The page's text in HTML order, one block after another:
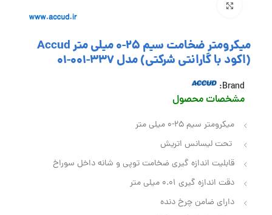
میکرومتر ضخامت سیم 25-0 میلی متر Accud
(اکود با گارانتی شرکتی) مدل 337-001-01
Brand:
مشخصات محصول
میکرومتر سیم 25-0 میلی متر
تحت لیسانس اتریش
قابلیت اندازه گیری ضخامت توپی و شانه داخل سوراخ
دقت اندازه گیری 0.01 میلی متر
دارای ضامن چرخ دنده